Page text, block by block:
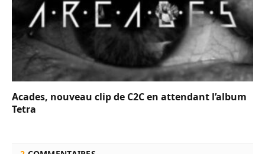
Acades, nouveau clip de C2C en attendant l’album
Tetra